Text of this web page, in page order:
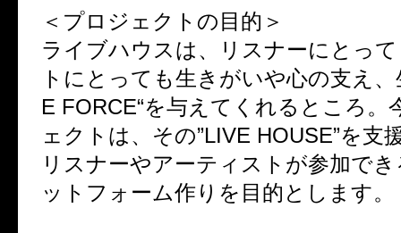
＜プロジェクトの目的＞
ライブハウスは、リスナーにとっ
トにとっても生きがいや心の支え、
E FORCE“を与えてくれるところ。
ェクトは、その”LIVE HOUSE”を支
リスナーやアーティストが参加で
ットフォーム作りを目的とします。